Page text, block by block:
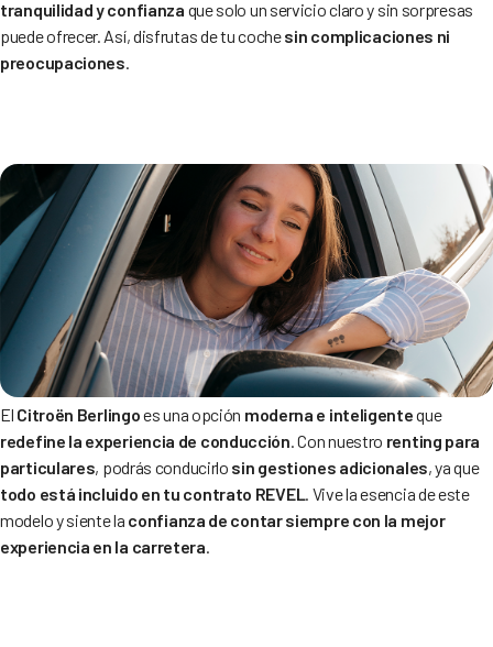
tranquilidad y confianza que solo un servicio claro y sin sorpresas
puede ofrecer. Así, disfrutas de tu cochesin complicaciones ni
preocupaciones
El Citroën Berlingoes una opción moderna e inteligenteque
redefine la experiencia de conducción . Con nuestro renting para
particulares, podrás conducirlo sin gestiones adicionales, ya que
todo está incluido en tu contrato REVEL
. Vive la esencia de este
modelo y siente la confianza de contar siempre con la mejor
experiencia en la carretera